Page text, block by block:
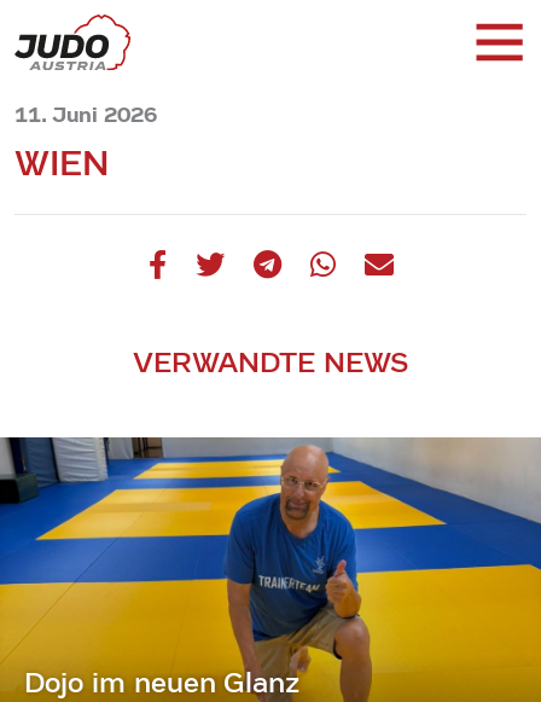
11. Juni 2026
WIEN
VERWANDTE NEWS
Dojo im neuen Glanz